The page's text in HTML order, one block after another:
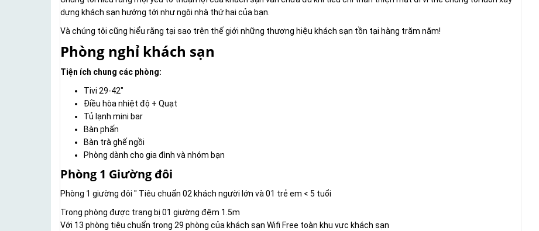
dựng khách sạn hướng tới như ngôi nhà thứ hai của bạn.
Và chúng tôi cũng hiểu rằng tại sao trên thế giới những thương hiệu khách sạn tồn tại hàng trăm năm!
Phòng nghỉ khách sạn
Tiện ích chung các phòng:
Tivi 29-42"
Điều hòa nhiệt độ + Quạt
Tủ lạnh mini bar
Bàn phấn
Bàn trà ghế ngồi
Phòng dành cho gia đình và nhóm bạn
Phòng 1 Giường đôi
Phòng 1 giường đôi " Tiêu chuẩn 02 khách người lớn và 01 trẻ em < 5 tuổi
Trong phòng được trang bị 01 giường đệm 1.5m
Với 13 phòng tiêu chuẩn trong 29 phòng của khách sạn Wifi Free toàn khu vực khách sạn